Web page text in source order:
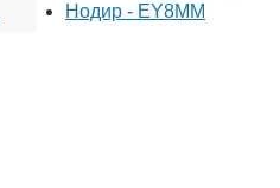
Нодир - EY8MM